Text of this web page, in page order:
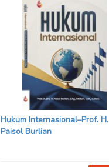
Hukum Internasional–Prof. H.
Paisol Burlian